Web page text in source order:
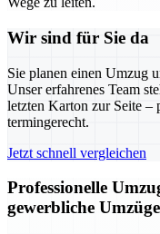
Wir sind für Sie da
Sie planen einen Umzug
Unser erfahrenes Team
letzten Karton zur Seite –
termingerecht.
Jetzt schnell vergleichen
Professionelle
gewerbliche